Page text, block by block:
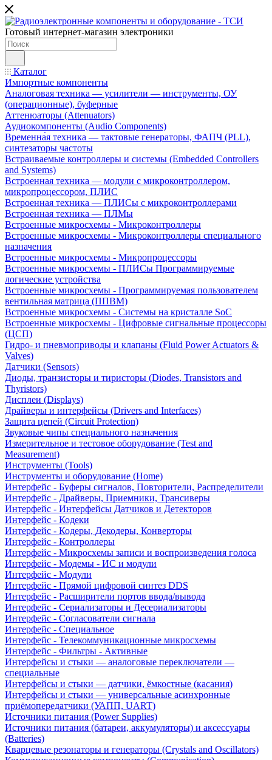
Готовый интернет-магазин электроники
Каталог
Импортные компоненты
Аналоговая техника — усилители — инструменты, ОУ
(операционные), буферные
Аттенюаторы (Attenuators)
Аудиокомпоненты (Audio Components)
Временна́я техника — тактовые генераторы, ФАПЧ (PLL),
синтезаторы частоты
Встраиваемые контроллеры и системы (Embedded Controllers
and Systems)
Встроенная техника — модули с микроконтроллером,
микропроцессором, ПЛИС
Встроенная техника — ПЛИСы с микроконтроллерами
Встроенная техника — ПЛМы
Встроенные микросхемы - Микроконтроллеры
Встроенные микросхемы - Микроконтроллеры специального
назначения
Встроенные микросхемы - Микропроцессоры
Встроенные микросхемы - ПЛИСы Программируемые
логические устройства
Встроенные микросхемы - Программируемая пользователем
вентильная матрица (ППВМ)
Встроенные микросхемы - Системы на кристалле SoC
Встроенные микросхемы - Цифровые сигнальные процессоры
(ЦСП)
Гидро- и пневмоприводы и клапаны (Fluid Power Actuators &
Valves)
Датчики (Sensors)
Диоды, транзисторы и тиристоры (Diodes, Transistors and
Thyristors)
Дисплеи (Displays)
Драйверы и интерфейсы (Drivers and Interfaces)
Защита цепей (Circuit Protection)
Звуковые чипы специального назначения
Измерительное и тестовое оборудование (Test and
Measurement)
Инструменты (Tools)
Инструменты и оборудование (Home)
Интерфейс - Буферы сигналов, Повторители, Распределители
Интерфейс - Драйверы, Приемники, Трансиверы
Интерфейс - Интерфейсы Датчиков и Детекторов
Интерфейс - Кодеки
Интерфейс - Кодеры, Декодеры, Конверторы
Интерфейс - Контроллеры
Интерфейс - Микросхемы записи и воспроизведения голоса
Интерфейс - Модемы - ИС и модули
Интерфейс - Модули
Интерфейс - Прямой цифровой синтез DDS
Интерфейс - Расширители портов ввода/вывода
Интерфейс - Сериализаторы и Десериализаторы
Интерфейс - Согласователи сигнала
Интерфейс - Специальное
Интерфейс - Телекоммуникационные микросхемы
Интерфейс - Фильтры - Активные
Интерфейсы и стыки — аналоговые переключатели —
специальные
Интерфейсы и стыки — датчики, ёмкостные (касания)
Интерфейсы и стыки — универсальные асинхронные
приёмопередатчики (УАПП, UART)
Источники питания (Power Supplies)
Источники питания (батареи, аккумуляторы) и аксессуары
(Batteries)
Кварцевые резонаторы и генераторы (Crystals and Oscillators)